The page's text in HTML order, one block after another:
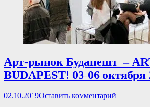
Арт-рынок Будапешт –
BUDAPEST! 03-06 октября
Опубликовано
02.10.2019Оставить комментарий